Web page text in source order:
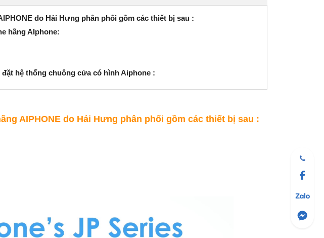
do Hải Hưng phân phối gồm các thiết bị sau :
hãng AIphone:
hệ thống chuông cửa có hình Aiphone :
AIPHONE do Hải Hưng phân phối gồm các thiết bị sau :